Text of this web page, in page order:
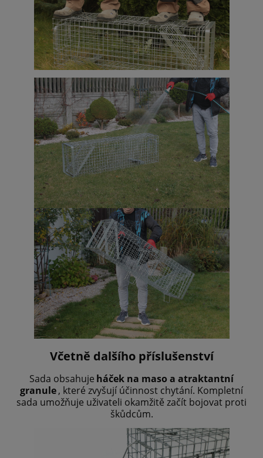
Včetně dalšího příslušenství
Sada obsahuje háček na maso a atraktantní
granule, které zvyšují účinnost chytání. Kompletní
sada umožňuje uživateli okamžitě začít bojovat proti
škůdcům.